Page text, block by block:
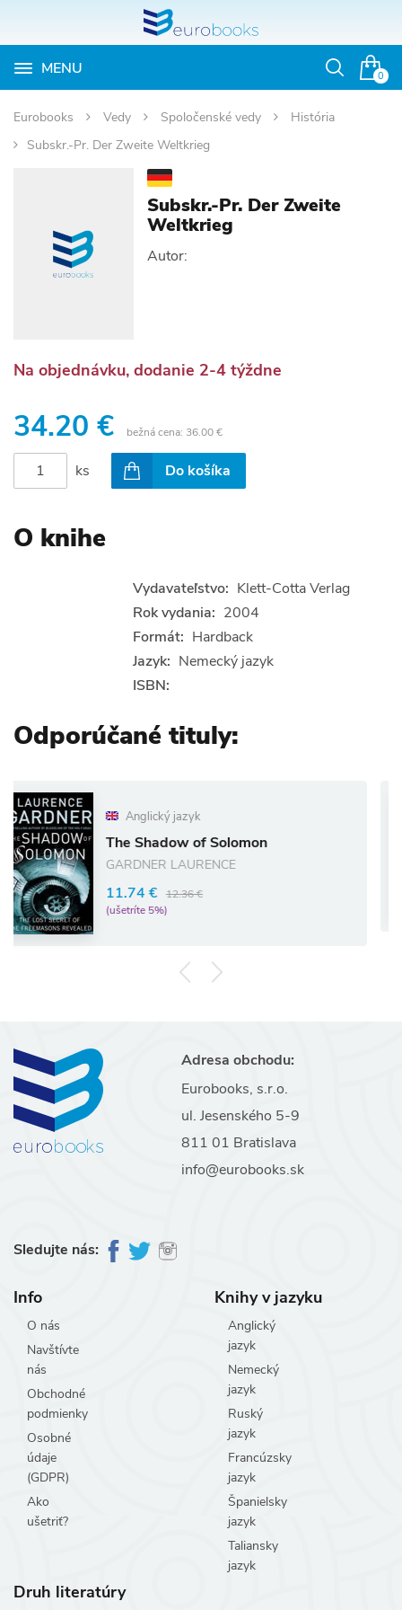
0
MENU
Otvoriť
Eurobooks Vedy Spoločenské vedy
História
Subskr.-Pr. Der Zweite Weltkrieg
Subskr.-Pr. Der Zweite
Weltkrieg
Autor:
Na objednávku, dodanie 2-4 týždne
34.20 € bežná cena: 36.00 €
ks Do košíka
O knihe
Vydavateľstvo: Klett-Cotta Verlag
Rok vydania: 2004
Formát: Hardback
Jazyk: Nemecký jazyk
ISBN:
Odporúčané tituly:
Anglický jazyk
The Shadow of Solomon
GARDNER LAURENCE
11.74 €
12.36 €
(ušetríte 5%)
Adresa obchodu:
Eurobooks, s.r.o.
ul. Jesenského 5-9
811 01 Bratislava
info@eurobooks.sk
Sledujte nás:
Info
O nás
Navštívte
nás
Obchodné
podmienky
Osobné
údaje
(GDPR)
Ako
ušetriť?
Knihy v jazyku
Anglický
jazyk
Nemecký
jazyk
Ruský
jazyk
Francúzsky
jazyk
Španielsky
jazyk
Taliansky
jazyk
Druh literatúry